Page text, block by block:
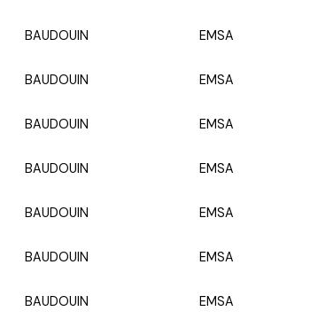
BAUDOUIN EMSA
BAUDOUIN EMSA
BAUDOUIN EMSA
BAUDOUIN EMSA
BAUDOUIN EMSA
BAUDOUIN EMSA
BAUDOUIN EMSA